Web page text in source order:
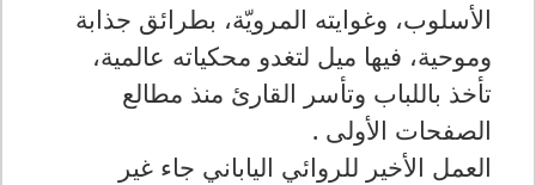
الأسلوب، وغوايته المرويّة، بطرائق جذابة
وموحية، فيها ميل لتغدو محكياته عالمية،
تأخذ باللباب وتأسر القارئ منذ مطالع
الصفحات الأولى .
العمل الأخير للروائي الياباني جاء غير